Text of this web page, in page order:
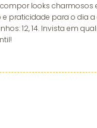
looks charmosos
praticidade para o dia
12, 14. Invista em